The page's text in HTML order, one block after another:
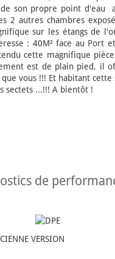
son propre point d'eau
2 autres chambres
sur les étangs de
: 40M² face au Port
cette magnifique
est de plain pied, il
vous !!! Et habitant
sectets ...!!! A bientôt !
de
VERSION